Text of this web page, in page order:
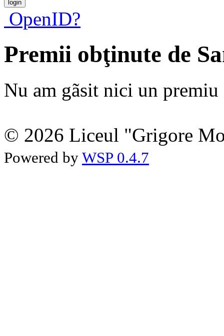
OpenID?
Premii obţinute de
Nu am gãsit nici un premiu
© 2026 Liceul "Grigore
Powered by WSP 0.4.7